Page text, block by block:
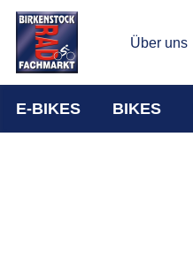
Über uns
E-BIKES BIKES